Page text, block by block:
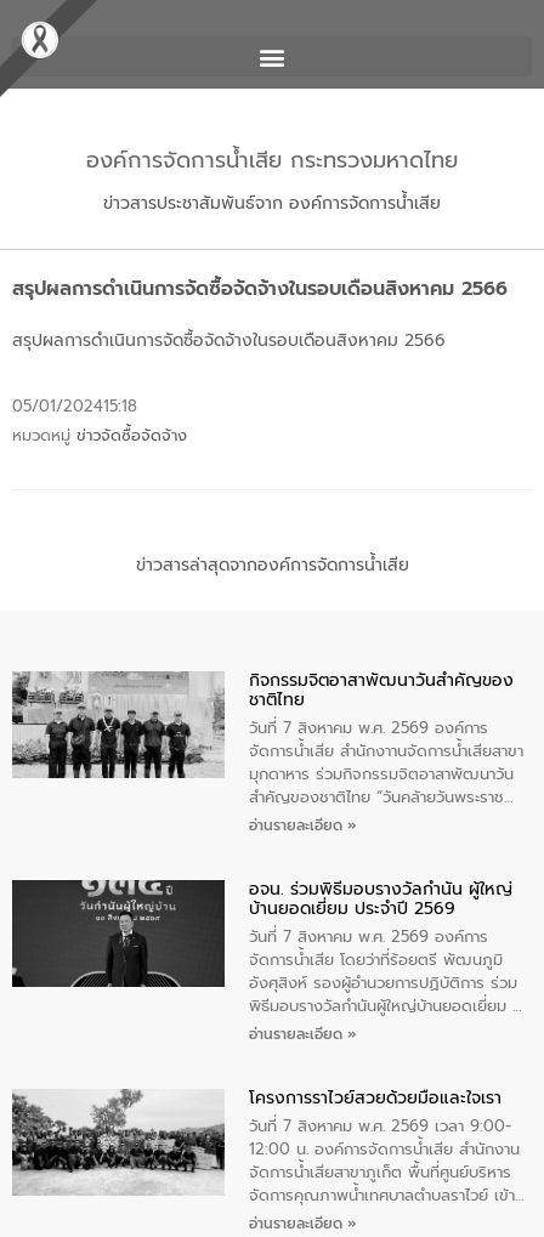
องค์การจัดการน้ำเสีย กระทรวงมหาดไทย
ข่าวสารประชาสัมพันธ์จาก องค์การจัดการน้ำเสีย
สรุปผลการดำเนินการจัดซื้อจัดจ้างในรอบเดือนสิงหาคม 2566
สรุปผลการดำเนินการจัดซื้อจัดจ้างในรอบเดือนสิงหาคม 2566
05/01/202415:18
หมวดหมู่ ข่าวจัดซื้อจัดจ้าง
ข่าวสารล่าสุดจากองค์การจัดการน้ำเสีย
กิจกรรมจิตอาสาพัฒนาวันสําคัญของ
ชาติไทย
วันที่ 7 สิงหาคม พ.ศ. 2569 องค์การ
จัดการน้ำเสีย สำนักงาานจัดการน้ำเสียสาขา
มุกดาหาร ร่วมกิจกรรมจิตอาสาพัฒนาวัน
สําคัญของชาติไทย “วันคล้ายวันพระราช
สมภพ สมเด็จพระนางเจ้าสิริกิติ์พระบรม
ทิพย์คำ รองผู้ว่าราชการจังหวัดมุกดาหาร
เป็นประธานในพิธี ณ เรือนจําชั่วคราวนาโสก
ตําบลนาโสก อําเภอเมืองมุกดาหาร จังหวัด
มุกดาหาร โดยในกิจกรรมได้ร่วมปลูกป่า และ
ทําความสะอาดภายในบริเวณ จัดกิจกรรม
เพื่อถวายเป็นพระราชกุศล สมเด็จพระนาง
เจ้าสิริกิติ์พระบรมราชินีนาถ พระบรมราช
อ่านรายละเอียด »
อจน. ร่วมพิธีมอบรางวัลกำนัน ผู้ใหญ่
บ้านยอดเยี่ยม ประจำปี 2569
วันที่ 7 สิงหาคม พ.ศ. 2569 องค์การ
จัดการน้ำเสีย โดยว่าที่ร้อยตรี พัฒนภูมิ
อังศุสิงห์ รองผู้อำนวยการปฏิบัติการ ร่วม
พิธีมอบรางวัลกำนันผู้ใหญ่บ้านยอดเยี่ยม ณ
ทำเนียบรัฐบาล โดยมีนายอนุทิน ชาญวีรกูล
ทองคำและประกาศเกียรติคุณให้แก่ กำนัน
ผู้ใหญ่บ้านยอดเยี่ยม พร้อมกล่าวชื่นชม ให้
โอวาท และมอบนโยบาย
อ่านรายละเอียด »
โครงการราไวย์สวยด้วยมือและใจเรา
วันที่ 7 สิงหาคม พ.ศ. 2569 เวลา 9:00-
12:00 น. องค์การจัดการน้ำเสีย สำนักงาน
จัดการน้ำเสียสาขาภูเก็ต พื้นที่ศูนย์บริหาร
จัดการคุณภาพน้ำเทศบาลตำบลราไวย์ เข้า
ร่วมโครงการราไวย์สวยด้วยมือและใจเรา
อ่านรายละเอียด »